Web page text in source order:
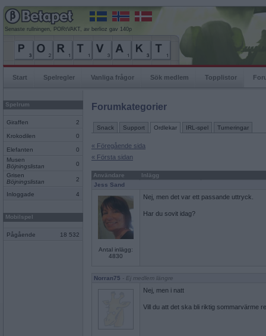
Senaste rullningen, PORtVAKT, av berlioz gav 140p
Start Spelregler Vanliga frågor Sök medlem Topplistor
Spelrum
Giraffen 2
Krokodilen 0
Elefanten
0
Musen
Böjningslistan
0
Grisen
Böjningslistan
2
Inloggade 4
Mobilspel
Pågående 18 532
Forumkategorier
Snack Support Ordlekar IRL-spel Turneringar
« Föregående sida
« Första sidan
Användare
Inlägg
Jess Sand
Antal inlägg:
4830
Nej, men det var ett passande uttryck.
Har du sovit idag?
Norran75 - Ej medlem längre
Nej, men i natt
Vill du att det ska bli riktig sommarvärme